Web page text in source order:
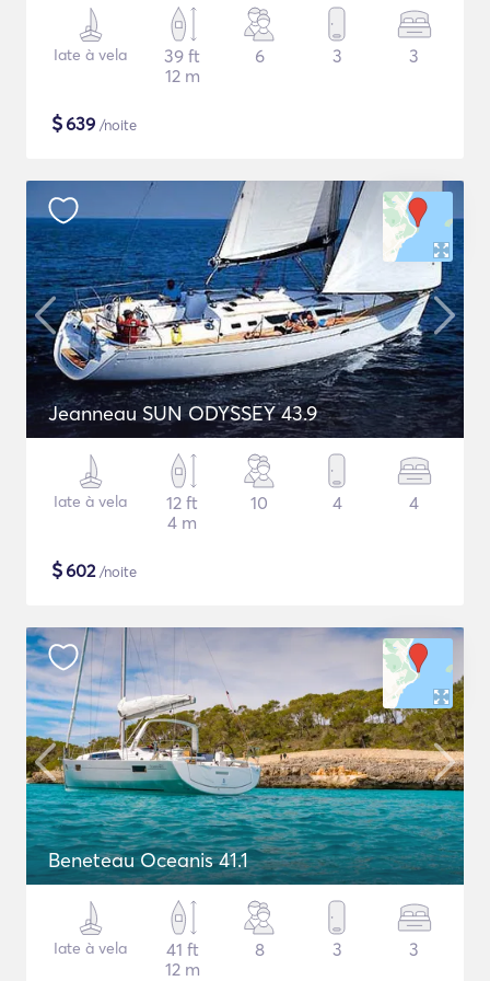
Iate à vela
39 ft
12 m
6 3 3
$639 /noite
Jeanneau SUN ODYSSEY 43.9
Iate à vela
12 ft
4 m
10 4 4
$602/noite
Beneteau Oceanis 41.1
Iate à vela
41 ft
12 m
8 3 3